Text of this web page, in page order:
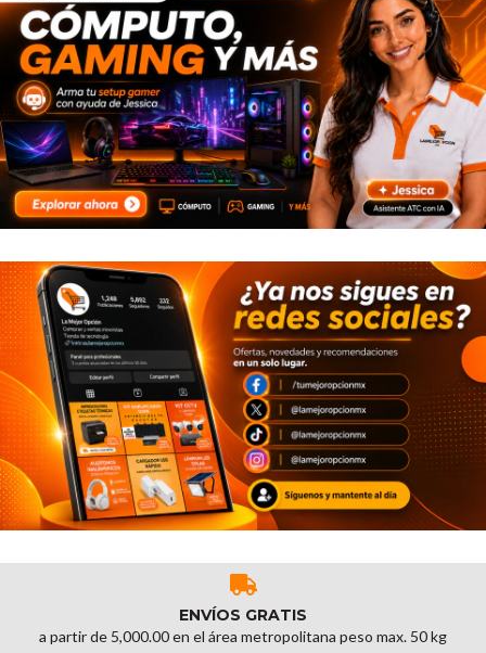
ENVÍOS GRATIS
a partir de 5,000.00 en el área metropolitana peso max. 50 kg